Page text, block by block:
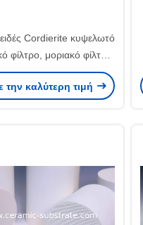
Cordierite κυψελωτό
φίλτρο, μοριακό φίλτρο
diesel
την καλύτερη τιμή